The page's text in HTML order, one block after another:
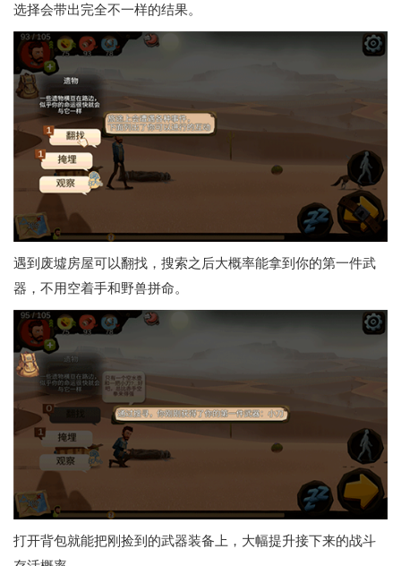
选择会带出完全不一样的结果。
遇到废墟房屋可以翻找，搜索之后大概率能拿到你的第一件武
器，不用空着手和野兽拼命。
打开背包就能把刚捡到的武器装备上，大幅提升接下来的战斗